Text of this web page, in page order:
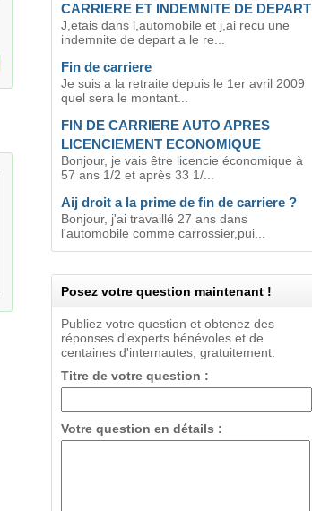
CARRIERE ET INDEMNITE DE DEPART
J,etais dans l,automobile et j,ai recu une
indemnite de depart a le re...
Fin de carriere
Je suis a la retraite depuis le 1er avril 2009
quel sera le montant...
FIN DE CARRIERE AUTO APRES
LICENCIEMENT ECONOMIQUE
Bonjour, je vais être licencie économique à
57 ans 1/2 et après 33 1/...
Aij droit a la prime de fin de carriere ?
Bonjour, j'ai travaillé 27 ans dans
l'automobile comme carrossier,pui...
Posez votre question maintenant !
Publiez votre question et obtenez des
réponses d'experts bénévoles et de
centaines d'internautes, gratuitement.
Titre de votre question :
Votre question en détails :